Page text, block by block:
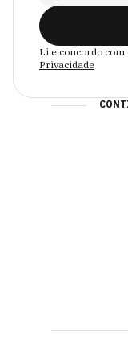
Li e concordo com
Privacidade